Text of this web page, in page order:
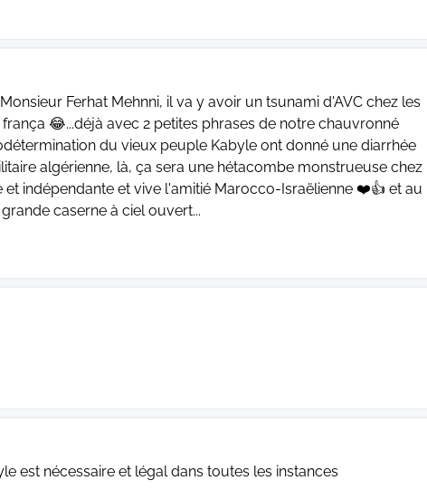
Ferhat Mehnni, il va y avoir un tsunami d'AVC chez les
😂...déjà avec 2 petites phrases de notre chauvronné
du vieux peuple Kabyle ont donné une diarrhée
algérienne, là, ça sera une hétacombe monstrueuse chez
et indépendante et vive l'amitié Marocco-Israëlienne ❤️👍 et au
caserne à ciel ouvert...
est nécessaire et légal dans toutes les instances